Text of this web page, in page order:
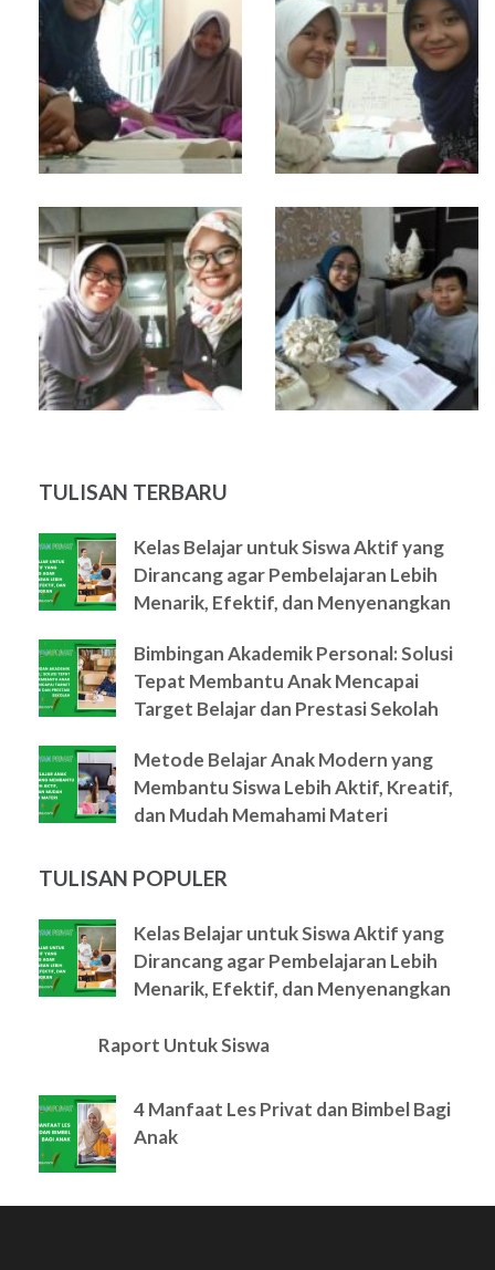
TULISAN TERBARU
Kelas Belajar untuk Siswa Aktif yang
Dirancang agar Pembelajaran Lebih
Menarik, Efektif, dan Menyenangkan
Bimbingan Akademik Personal: Solusi
Tepat Membantu Anak Mencapai
Target Belajar dan Prestasi Sekolah
Metode Belajar Anak Modern yang
Membantu Siswa Lebih Aktif, Kreatif,
dan Mudah Memahami Materi
TULISAN POPULER
Kelas Belajar untuk Siswa Aktif yang
Dirancang agar Pembelajaran Lebih
Menarik, Efektif, dan Menyenangkan
Raport Untuk Siswa
4 Manfaat Les Privat dan Bimbel Bagi
Anak